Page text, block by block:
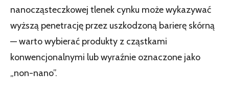
nanocząsteczkowej tlenek cynku może wykazywać
wyższą penetrację przez uszkodzoną barierę skórną
— warto wybierać produkty z cząstkami
konwencjonalnymi lub wyraźnie oznaczone jako
„non-nano”.